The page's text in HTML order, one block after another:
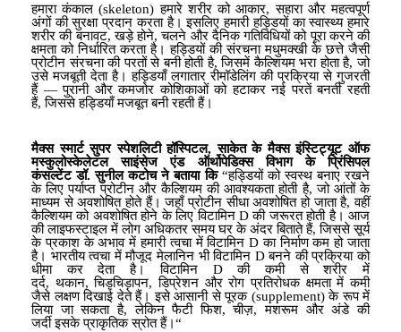
हमारा कंकाल (skeleton)हमारे शरीर को आकार,सहारा और महत्वपूर्ण
अंगों की सुरक्षा प्रदान करता है। इसलिए हमारी हड्डियों का स्वास्थ्य हमारे
शरीर की बनावट,खड़े होने,चलने और दैनिक गतिविधियों को पूरा करने की
क्षमता को निर्धारित करता है। हड्डियों की संरचना मधुमक्खी के छत्ते जैसी
प्रोटीन संरचना की परतों से बनी होती है,जिसमें कैल्शियम भरा होता है,जो
उसे मजबूती देता है। हड्डियाँ लगातार रीमॉडेलिंग की प्रक्रिया से गुजरती
हैं — पुरानी और कमजोर कोशिकाओं को हटाकर नई परतें बनती रहती
हैं,जिससे हड्डियाँ मजबूत बनी रहती हैं।
मैक्स स्मार्ट सुपर स्पेशलिटी हॉस्पिटल,साकेत के मैक्स इंस्टिट्यूट ऑफ
मस्कुलोस्केलेटल साइंसेज एंड ऑर्थोपेडिक्स विभाग के
प्रिंसिपल
कंसल्टेंट डॉ. सुनील कटोच ने बताया कि “हड्डियों को स्वस्थ बनाए रखने
के लिए पर्याप्त प्रोटीन और कैल्शियम की आवश्यकता होती है,जो आंतों के
माध्यम से अवशोषित होते हैं। जहाँ प्रोटीन सीधा अवशोषित हो जाता है,वहीं
कैल्शियम को अवशोषित होने के लिए विटामिन Dकी जरूरत होती है। आज
की लाइफस्टाइल में लोग अधिकतर समय घर के अंदर बिताते हैं,जिससे सूर्य
के प्रकाश के अभाव में हमारी त्वचा में विटामिनDका निर्माण कम हो जाता
है। भारतीय त्वचा में मौजूद मेलानिन भी विटामिन Dबनने की प्रक्रिया को
धीमा कर देता है। विटामिन Dकी कमी से शरीर में
दर्द, थकान,चिड़चिड़ापन,डिप्रेशन और रोग प्रतिरोधक क्षमता में कमी
जैसे लक्षण दिखाई देते हैं। इसे आसानी से पूरक (supplement)के रूप में
लिया जा सकता है,लेकिन फैटी फिश,चीज़,मशरूम और अंडे की
जर्दी इसके प्राकृतिक स्रोत हैं।“